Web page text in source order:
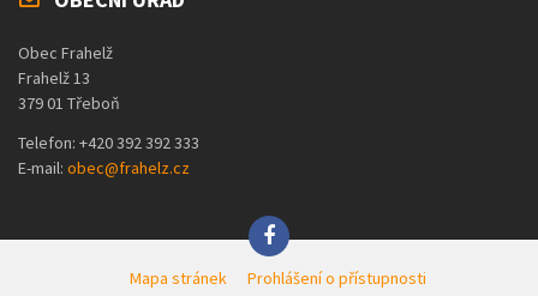
Obec Frahelž
Frahelž 13
379 01 Třeboň
Telefon: +420 392 392 333
E-mail: obec@frahelz.cz
Mapa stránek Prohlášení o přístupnosti